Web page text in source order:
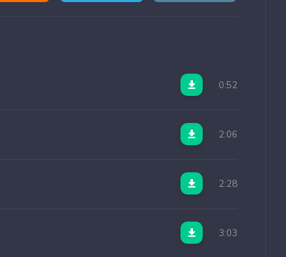
0:52
2:06
2:28
3:03